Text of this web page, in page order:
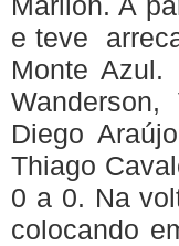
e teve
MonteAzul.
Wanderson,
Diego Araújo
Thiago
0 a 0. Na
colocando